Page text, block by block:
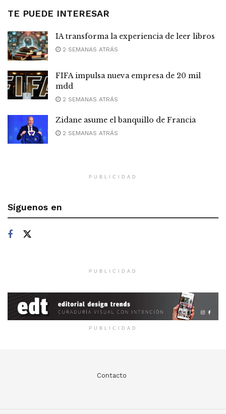
TE PUEDE INTERESAR
IA transforma la experiencia de leer libros
2 SEMANAS ATRÁS
FIFA impulsa nueva empresa de 20 mil
mdd
2 SEMANAS ATRÁS
Zidane asume el banquillo de Francia
2 SEMANAS ATRÁS
PUBLICIDAD
Síguenos en
PUBLICIDAD
PUBLICIDAD
Contacto